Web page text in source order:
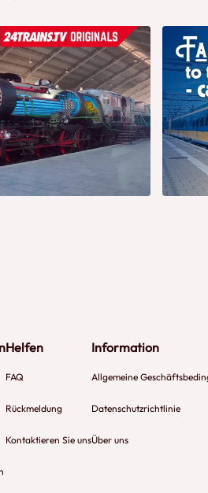
Helfen
FAQ
Rückmeldung
Kontaktieren Sie uns
Information
Allgemeine
Datenschutzrichtlinie
Über uns